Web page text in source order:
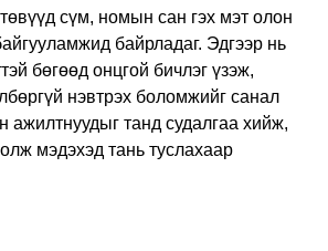
сүм, номын сан гэх мэт олон
байрладаг. Эдгээр нь
бөгөөд онцгой бичлэг үзэж,
нэвтрэх боломжийг санал
ажилтнуудыг танд судалгаа хийж,
мэдэхэд тань туслахаар